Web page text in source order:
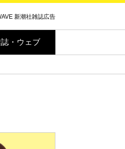
新潮社雑誌広告
・ウェブ